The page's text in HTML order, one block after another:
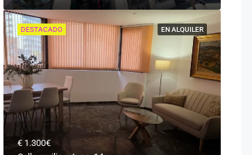
EN ALQUILER
DESTACADO
€ 1.300€